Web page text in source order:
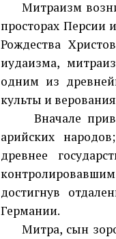
Митраизм
просторах Персии
Рождества
иудаизма,
одним из
культы и
Вначале
арийских
древнее
достигнув
Германии.
Митра, сын